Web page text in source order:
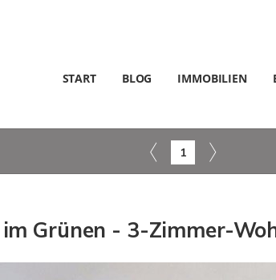
START BLOG IMMOBILIEN
1
Grünen - 3-Zimmer-